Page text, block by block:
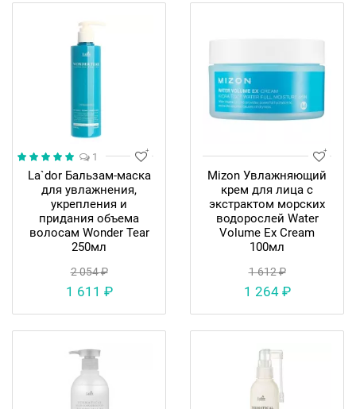
La`dor Бальзам-маска
для увлажнения,
укрепления и
придания объема
волосам Wonder Tear
250мл
1
2 054 ₽
1 611 ₽
Mizon Увлажняющий
крем для лица c
экстрактом морских
водорослей Water
Volume Ex Cream
100мл
1 612 ₽
1 264 ₽